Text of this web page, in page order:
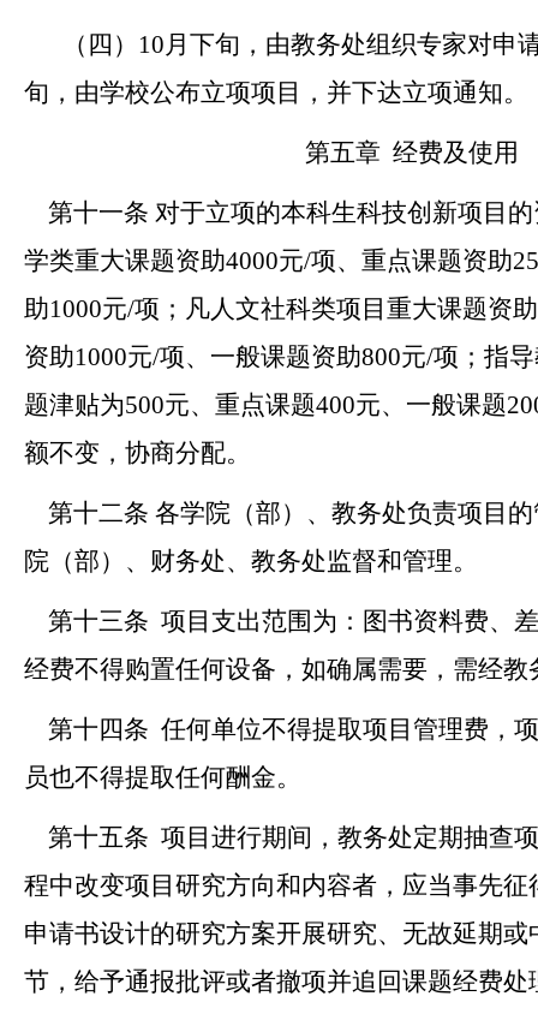
（四） 10月下旬，由教务处组织专家对申
旬，由学校公布立项项目，并下达立项通知。
第五章 经费及使用
第十一条 对于立项的本科生科技创新项目
学类重大课题资助4000元/项、重点课题资助
助1000元/项；凡人文社科类项目重大课题资助
资助1000元/项、一般课题资助800元/项；指
题津贴为500元、重点课题400元、一般课题
额不变，协商分配。
第十二条 各学院 （部） 、教务处负责项目
院 （部） 、财务处、教务处监督和管理。
第十三条 项目支出范围为：图书资料费、
经费不得购置任何设备，如确属需要，需经教
第十四条 任何单位不得提取项目管理费，
员也不得提取任何酬金。
第十五条 项目进行期间，教务处定期抽查
程中改变项目研究方向和内容者，应当事先
申请书设计的研究方案开展研究、无故延期
节，给予通报批评或者撤项并追回课题经费处